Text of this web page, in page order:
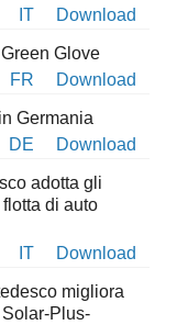
IT Download
Glove
FR Download
Germania
DE
Download
adotta gli
di auto
IT Download
migliora
Plus-